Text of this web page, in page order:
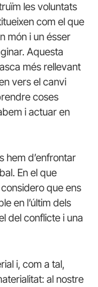
les voluntats
com el que
món i un ésser
Aquesta
més rellevant
vers el canvi
coses
i actuar en
hem d’enfrontar
En el que
que ens
en l’últim dels
del conflicte i una
i, com a tal,
al nostre